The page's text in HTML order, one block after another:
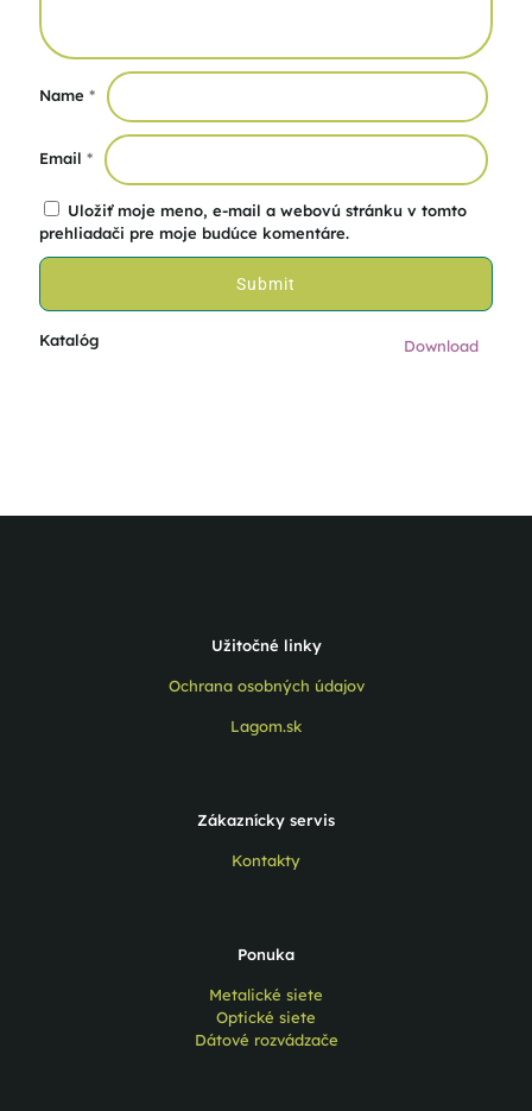
Name *
Email *
Uložiť moje meno, e-mail a webovú stránku v tomto
prehliadači pre moje budúce komentáre.
Katalóg Download
Užitočné linky
Ochrana osobných údajov
Lagom.sk
Zákaznícky servis
Kontakty
Ponuka
Metalické siete
Optické siete
Dátové rozvádzače